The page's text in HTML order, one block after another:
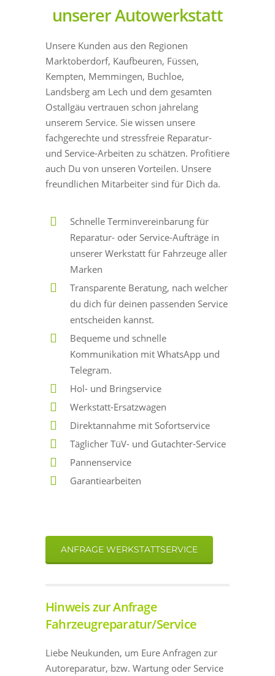
unserer Autowerkstatt
Unsere Kunden aus den Regionen
Marktoberdorf, Kaufbeuren, Füssen,
Kempten, Memmingen, Buchloe,
Landsberg am Lech und dem gesamten
Ostallgäu vertrauen schon jahrelang
unserem Service. Sie wissen unsere
fachgerechte und stressfreie Reparatur-
und Service-Arbeiten zu schätzen. Profitiere
auch Du von unseren Vorteilen. Unsere
freundlichen Mitarbeiter sind für Dich da.
Schnelle Terminvereinbarung für
Reparatur- oder Service-Aufträge in
unserer Werkstatt für Fahrzeuge aller
Marken
Transparente Beratung, nach welcher
du dich für deinen passenden Service
entscheiden kannst.
Bequeme und schnelle
Kommunikation mit WhatsApp und
Telegram.
Hol- und Bringservice
Werkstatt-Ersatzwagen
Direktannahme mit Sofortservice
Täglicher TüV- und Gutachter-Service
Pannenservice
Garantiearbeiten
ANFRAGE WERKSTATTSERVICE
Hinweis zur Anfrage
Fahrzeugreparatur/Service
Liebe Neukunden, um Eure Anfragen zur
Autoreparatur, bzw. Wartung oder Service